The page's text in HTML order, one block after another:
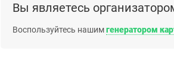
Вы являетесь
Воспользуйтесь нашимгенератором